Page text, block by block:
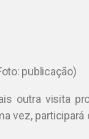
publicação)
outra visita
vez,